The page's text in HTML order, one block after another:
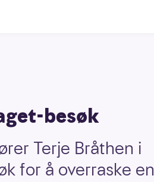
besøk
Terje Bråthen i
for å overraske en